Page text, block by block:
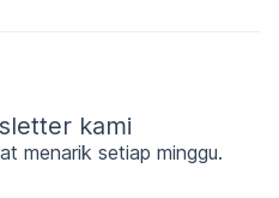
kami
menarik setiap minggu.